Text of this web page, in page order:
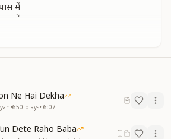
में
में
करूं, मेरे बाबा
me, You are always near me
I continue to call out to You, my
I continue to call out to You, my
Ne Hai Dekha
•650 plays• 6:07
Dete Raho Baba